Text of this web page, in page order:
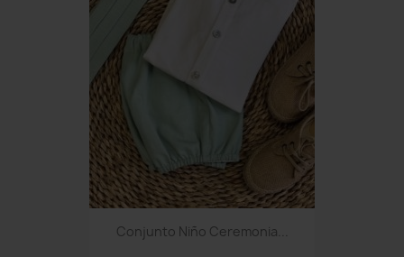
Conjunto Niño Ceremonia...